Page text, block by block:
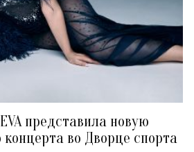
представила новую
во Дворце спорта